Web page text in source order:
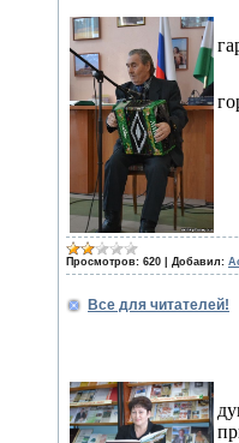
Просмотров: 620 Добавил:
Все для читателей!